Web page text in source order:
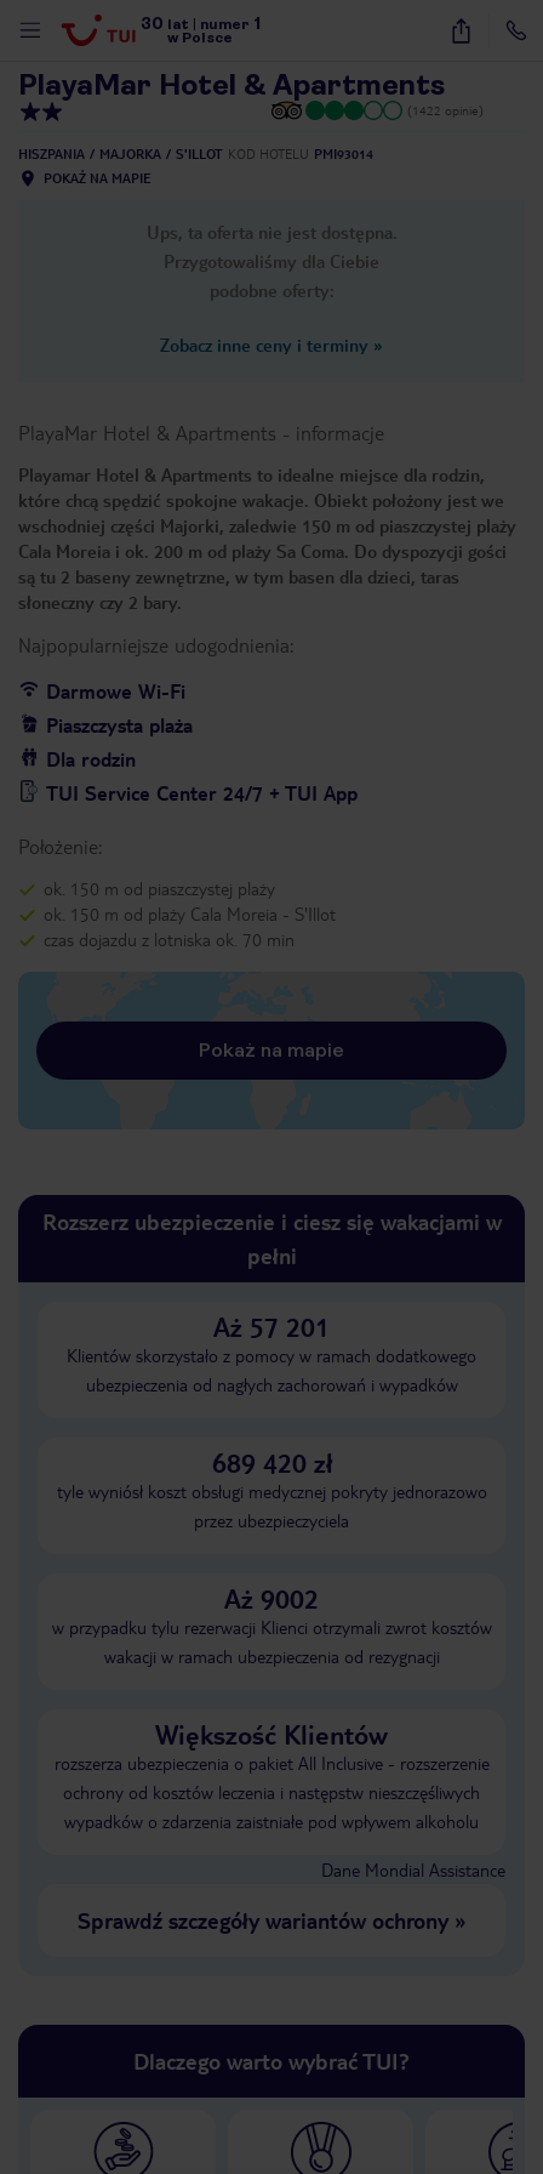
30 lat numer 1
w Polsce
31
PlayaMar Hotel & Apartments
(1422 opinie)
HISZPANIA MAJORKA S'ILLOT KOD HOTELU PMI93014
POKAŻ NA MAPIE
Ups, ta oferta nie jest dostępna.
Przygotowaliśmy dla Ciebie
podobne oferty:
Zobacz inne ceny i terminy »
PlayaMar Hotel & Apartments - informacje
Playamar Hotel & Apartments to idealne miejsce dla rodzin,
które chcą spędzić spokojne wakacje. Obiekt położony jest we
wschodniej części Majorki, zaledwie 150 m od piaszczystej plaży
Cala Moreia i ok. 200 m od plaży Sa Coma. Do dyspozycji gości
są tu 2 baseny zewnętrzne, w tym basen dla dzieci, taras
słoneczny czy 2 bary.
Najpopularniejsze udogodnienia:
Darmowe Wi-Fi
Piaszczysta plaża
Dla rodzin
TUI Service Center 24/7 + TUI App
Położenie:
ok. 150 m od piaszczystej plaży
ok. 150 m od plaży Cala Moreia - S'Illot
czas dojazdu z lotniska ok. 70 min
Pokaż na mapie
Rozszerz ubezpieczenie i ciesz się wakacjami w
pełni
Aż 57 201
Klientów skorzystało z pomocy w ramach dodatkowego
ubezpieczenia od nagłych zachorowań i wypadków
689 420 zł
tyle wyniósł koszt obsługi medycznej pokryty jednorazowo
przez ubezpieczyciela
Aż 9002
w przypadku tylu rezerwacji Klienci otrzymali zwrot kosztów
wakacji w ramach ubezpieczenia od rezygnacji
Większość Klientów
rozszerza ubezpieczenia o pakiet All Inclusive - rozszerzenie
ochrony od kosztów leczenia i następstw nieszczęśliwych
wypadków o zdarzenia zaistniałe pod wpływem alkoholu
Dane Mondial Assistance
Sprawdź szczegóły wariantów ochrony»
Dlaczego warto wybrać TUI?